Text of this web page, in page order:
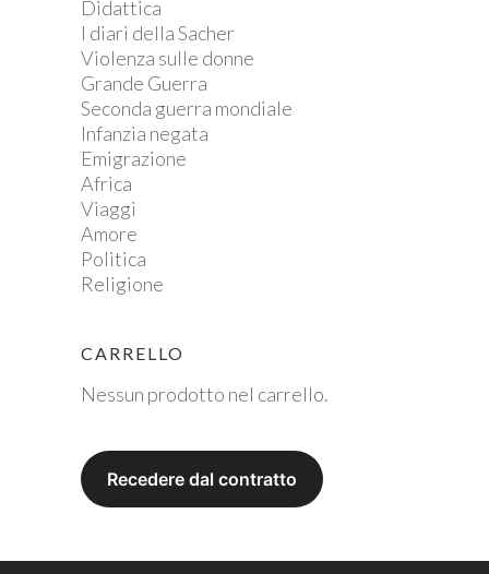
Didattica
I diari della Sacher
Violenza sulle donne
Grande Guerra
Seconda guerra mondiale
Infanzia negata
Emigrazione
Africa
Viaggi
Amore
Politica
Religione
CARRELLO
Nessun prodotto nel carrello.